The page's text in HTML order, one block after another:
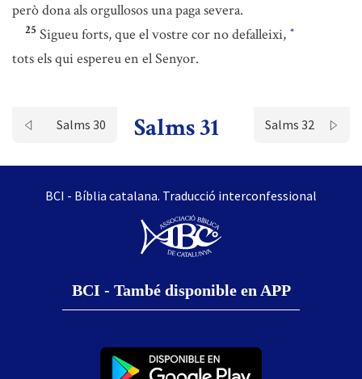
però dona als orgullosos una paga severa.
25 Sigueu forts, que el vostre cor no defalleixi, *
tots els qui espereu en el Senyor.
Salms 30 Salms 31 Salms 32
BCI - Bíblia catalana. Traducció interconfessional
BCI - També disponible en APP